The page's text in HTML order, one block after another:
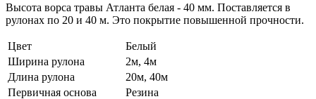
Высота ворса травы Атланта белая - 40 мм. Поставляется в
рулонах по 20 и 40 м. Это покрытие повышенной прочности.
Цвет
Белый
Ширина рулона
2м, 4м
Длина рулона
20м, 40м
Первичная основа
Резина